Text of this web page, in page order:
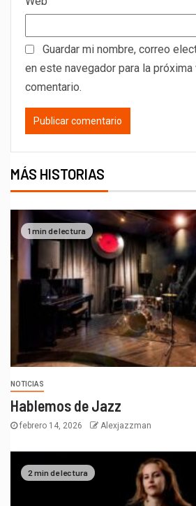
Guardar mi nombre, correo
en este navegador para la próxima
comentario.
MÁS HISTORIAS
1 min de lectura
NOTICIAS
Hablemos de Jazz
febrero 14, 2026 Alexjazzman
2 min de lectura